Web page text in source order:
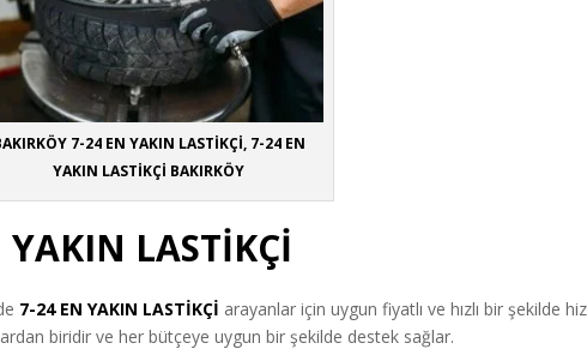
7-24 EN YAKIN LASTİKÇİ, 7-24 EN
YAKIN LASTİKÇİ BAKIRKÖY
LASTİKÇİ
7-24 EN YAKIN LASTİKÇİ arayanlar için uygun fiyatlı ve hızlı bir şekilde
biridir ve her bütçeye uygun bir şekilde destek sağlar.